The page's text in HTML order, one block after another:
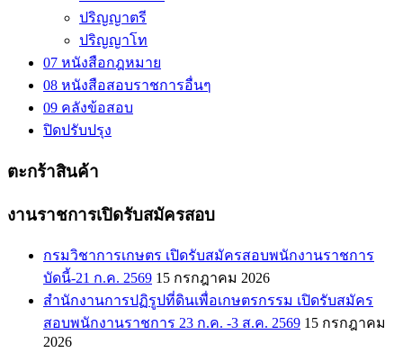
ปริญญาตรี
ปริญญาโท
07 หนังสือกฎหมาย
08 หนังสือสอบราชการอื่นๆ
09 คลังข้อสอบ
ปิดปรับปรุง
ตะกร้าสินค้า
งานราชการเปิดรับสมัครสอบ
กรมวิชาการเกษตร เปิดรับสมัครสอบพนักงานราชการ
บัดนี้-21 ก.ค. 2569 15 กรกฎาคม 2026
สำนักงานการปฏิรูปที่ดินเพื่อเกษตรกรรม เปิดรับสมัคร
สอบพนักงานราชการ 23 ก.ค. -3 ส.ค. 2569 15 กรกฎาคม
2026